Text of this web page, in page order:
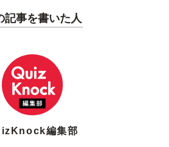
記事を書いた人
編集部